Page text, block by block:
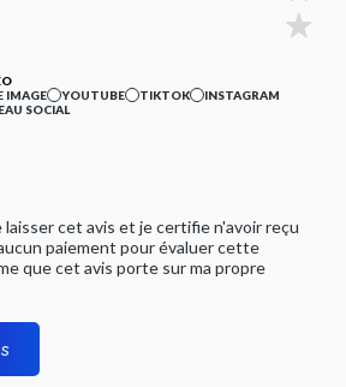
IMAGE YOUTUBE TIKTOK
INSTAGRAM
SOCIAL
laisser cet avis et je certifie n'avoir reçu
paiement pour évaluer cette
que cet avis porte sur ma propre